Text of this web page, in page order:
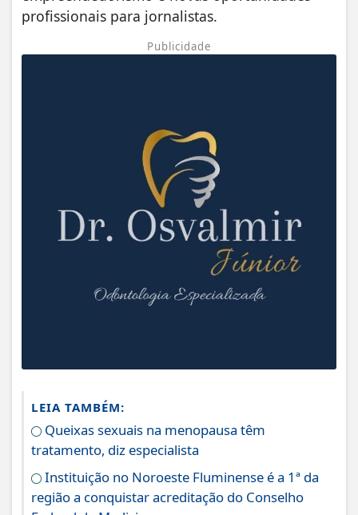
profissionais para jornalistas.
Publicidade
LEIA TAMBÉM:
Queixas sexuais na menopausa têm
tratamento, diz especialista
Instituição no Noroeste Fluminense é a 1ª da
região a conquistar acreditação do Conselho